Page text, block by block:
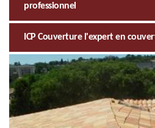
professionnel
ICP Couverture l'expert en